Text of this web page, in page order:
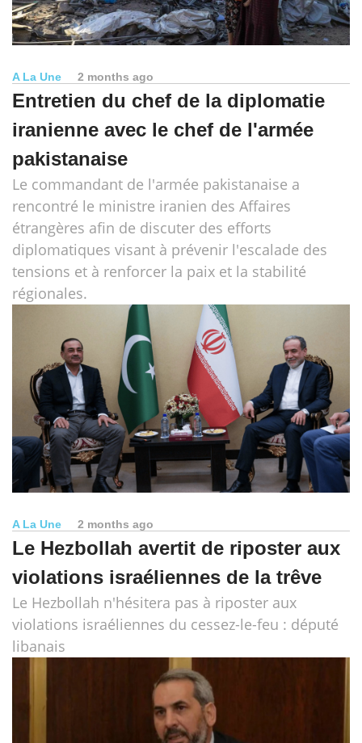
A La Une 2 months ago
Entretien du chef de la diplomatie
iranienne avec le chef de l'armée
pakistanaise
Le commandant de l'armée pakistanaise a
rencontré le ministre iranien des Affaires
étrangères afin de discuter des efforts
diplomatiques visant à prévenir l'escalade des
tensions et à renforcer la paix et la stabilité
régionales.
A La Une 2 months ago
Le Hezbollah avertit de riposter aux
violations israéliennes de la trêve
Le Hezbollah n'hésitera pas à riposter aux
violations israéliennes du cessez-le-feu : député
libanais